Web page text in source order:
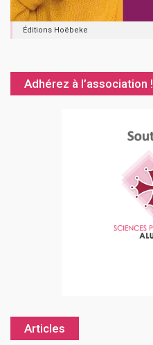
Éditions Hoëbeke
Adhérez à l’association !
Articles